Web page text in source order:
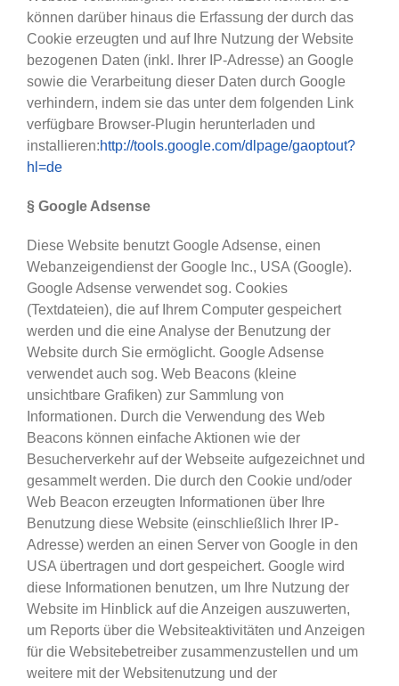
können darüber hinaus die Erfassung der durch das
Cookie erzeugten und auf Ihre Nutzung der Website
bezogenen Daten (inkl. Ihrer IP-Adresse) an Google
sowie die Verarbeitung dieser Daten durch Google
verhindern, indem sie das unter dem folgenden Link
verfügbare Browser-Plugin herunterladen und
installieren:http://tools.google.com/dlpage/gaoptout?
hl=de
§ Google Adsense
Diese Website benutzt Google Adsense, einen
Webanzeigendienst der Google Inc., USA (Google).
Google Adsense verwendet sog. Cookies
(Textdateien), die auf Ihrem Computer gespeichert
werden und die eine Analyse der Benutzung der
Website durch Sie ermöglicht. Google Adsense
verwendet auch sog. Web Beacons (kleine
unsichtbare Grafiken) zur Sammlung von
Informationen. Durch die Verwendung des Web
Beacons können einfache Aktionen wie der
Besucherverkehr auf der Webseite aufgezeichnet und
gesammelt werden. Die durch den Cookie und/oder
Web Beacon erzeugten Informationen über Ihre
Benutzung diese Website (einschließlich Ihrer IP-
Adresse) werden an einen Server von Google in den
USA übertragen und dort gespeichert. Google wird
diese Informationen benutzen, um Ihre Nutzung der
Website im Hinblick auf die Anzeigen auszuwerten,
um Reports über die Websiteaktivitäten und Anzeigen
für die Websitebetreiber zusammenzustellen und um
weitere mit der Websitenutzung und der